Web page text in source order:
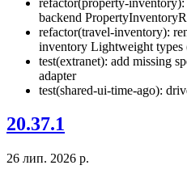
backend
refactor(travel-inventory):
inventory Lightweight types
test(extranet): add missing
adapter
test(shared-ui-time-ago):
20.37.1
26 лип. 2026 р.